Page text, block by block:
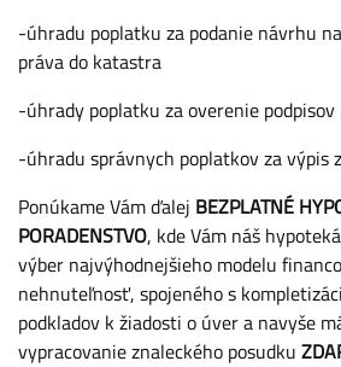
-úhradu poplatku za podanie návrhu
práva do katastra
-úhrady poplatku za overenie
-úhradu správnych poplatkov za výpis
Ponúkame Vám ďalej BEZPLATNÉ
PORADENSTVO, kde Vám náš
výber najvýhodnejšieho modelu
nehnuteľnosť, spojeného s
podkladov k žiadosti o úver a navyše
vypracovanie znaleckého posudku